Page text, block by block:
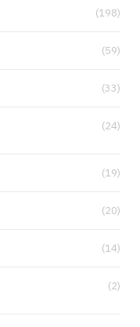
(198)
(59)
(33)
(24)
(19)
(20)
(14)
(2)